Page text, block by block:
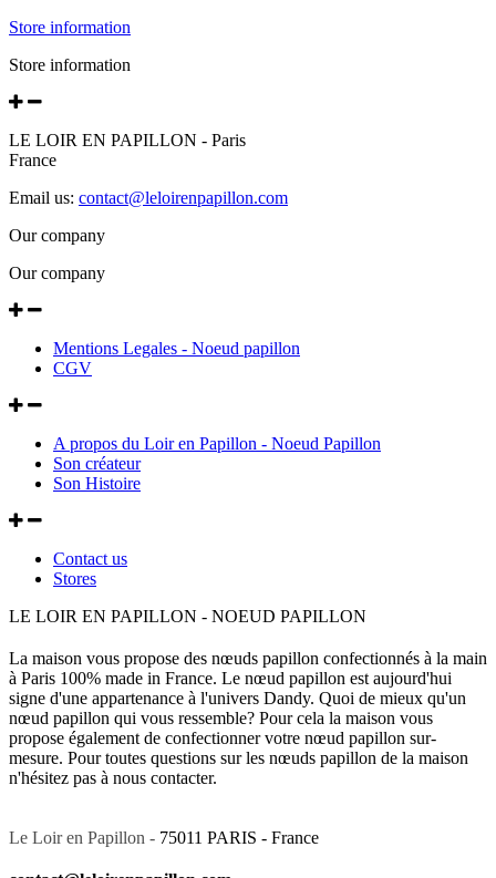
Store information
Store information
LE LOIR EN PAPILLON - Paris
France
Email us: contact@leloirenpapillon.com
Our company
Our company
Mentions Legales - Noeud papillon
CGV
A propos du Loir en Papillon - Noeud Papillon
Son créateur
Son Histoire
Contact us
Stores
LE LOIR EN PAPILLON - NOEUD PAPILLON
La maison vous propose des nœuds papillon confectionnés à la main
à Paris 100% made in France. Le nœud papillon est aujourd'hui
signe d'une appartenance à l'univers Dandy. Quoi de mieux qu'un
nœud papillon qui vous ressemble? Pour cela la maison vous
propose également de confectionner votre nœud papillon sur-
mesure. Pour toutes questions sur les nœuds papillon de la maison
n'hésitez pas à nous contacter.
Le Loir en Papillon - 75011 PARIS - France